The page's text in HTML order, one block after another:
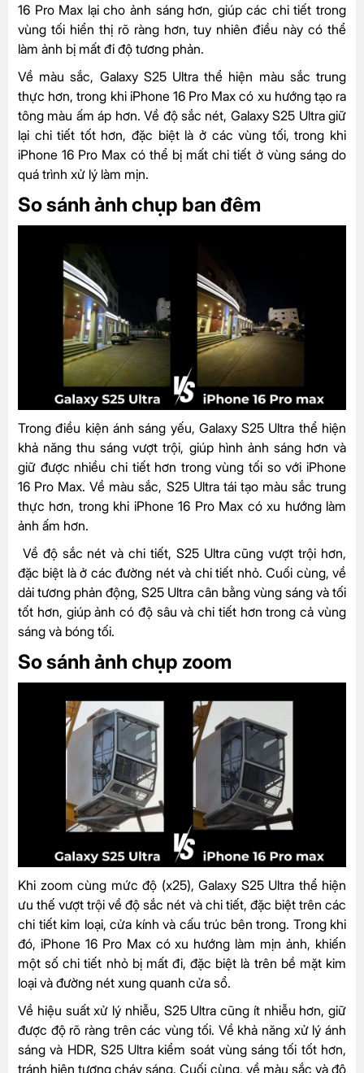
16 Pro Max lại cho ảnh sáng hơn, giúp các chi tiết trong
vùng tối hiển thị rõ ràng hơn, tuy nhiên điều này có thể
làm ảnh bị mất đi độ tương phản.
Về màu sắc, Galaxy S25 Ultra thể hiện màu sắc trung
thực hơn, trong khi iPhone 16 Pro Max có xu hướng tạo ra
tông màu ấm áp hơn. Về độ sắc nét, Galaxy S25 Ultra giữ
lại chi tiết tốt hơn, đặc biệt là ở các vùng tối, trong khi
iPhone 16 Pro Max có thể bị mất chi tiết ở vùng sáng do
quá trình xử lý làm mịn.
So sánh ảnh chụp ban đêm
Trong điều kiện ánh sáng yếu, Galaxy S25 Ultra thể hiện
khả năng thu sáng vượt trội, giúp hình ảnh sáng hơn và
giữ được nhiều chi tiết hơn trong vùng tối so với iPhone
16 Pro Max. Về màu sắc, S25 Ultra tái tạo màu sắc trung
thực hơn, trong khi iPhone 16 Pro Max có xu hướng làm
ảnh ấm hơn.
Về độ sắc nét và chi tiết, S25 Ultra cũng vượt trội hơn,
đặc biệt là ở các đường nét và chi tiết nhỏ. Cuối cùng, về
dải tương phản động, S25 Ultra cân bằng vùng sáng và tối
tốt hơn, giúp ảnh có độ sâu và chi tiết hơn trong cả vùng
sáng và bóng tối.
So sánh ảnh chụp zoom
Khi zoom cùng mức độ (x25), Galaxy S25 Ultra thể hiện
ưu thế vượt trội về độ sắc nét và chi tiết, đặc biệt trên các
chi tiết kim loại, cửa kính và cấu trúc bên trong. Trong khi
đó, iPhone 16 Pro Max có xu hướng làm mịn ảnh, khiến
một số chi tiết nhỏ bị mất đi, đặc biệt là trên bề mặt kim
loại và đường nét xung quanh cửa sổ.
Về hiệu suất xử lý nhiễu, S25 Ultra cũng ít nhiễu hơn, giữ
được độ rõ ràng trên các vùng tối. Về khả năng xử lý ánh
sáng và HDR, S25 Ultra kiểm soát vùng sáng tối tốt hơn,
tránh hiện tượng cháy sáng. Cuối cùng, về màu sắc và độ